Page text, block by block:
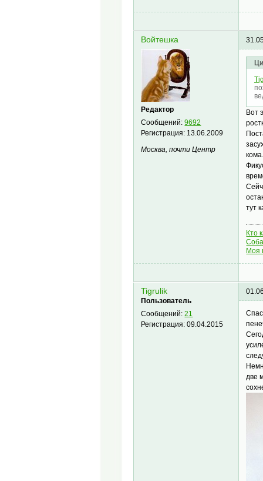
Войтешка
Редактор
Сообщений:9692
Регистрация: 13.06.2009
Москва, почти Центр
Вот
тут
Кто
Моя
Tigrulik
Пользователь
Сообщений:21
Регистрация:09.04.2015
две